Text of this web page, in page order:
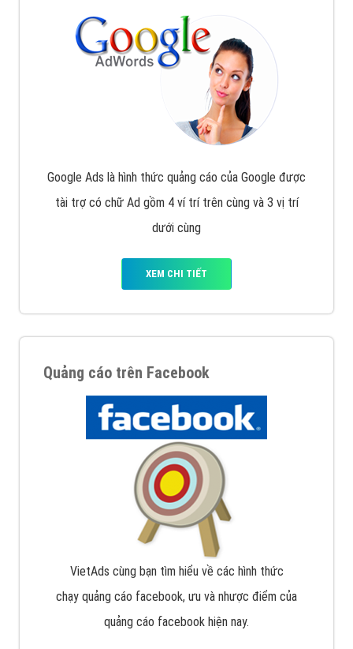
Google Ads là hình thức quảng cáo của Google được
tài trợ có chữ Ad gồm 4 ví trí trên cùng và 3 vị trí
dưới cùng
XEM CHI TIẾT
Quảng cáo trên Facebook
VietAds cùng bạn tìm hiểu về các hình thức
chạy quảng cáo facebook, ưu và nhược điểm của
quảng cáo facebook hiện nay.